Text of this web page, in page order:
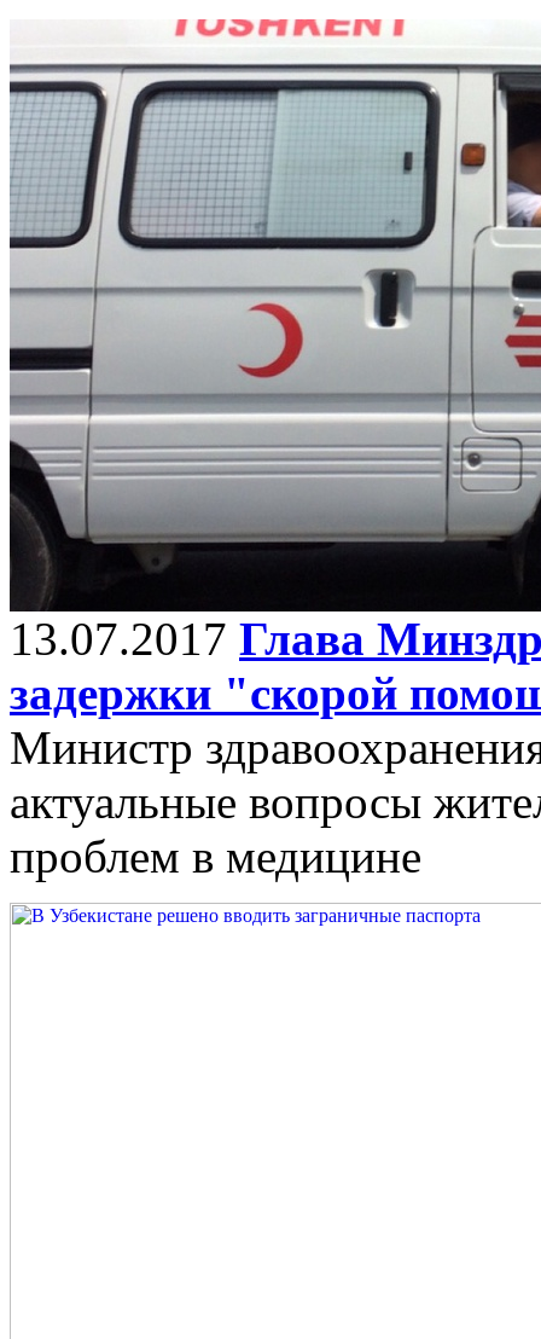
13.07.2017 Глава
задержки "скорой
Министр
актуальные вопросы
проблем в медицине